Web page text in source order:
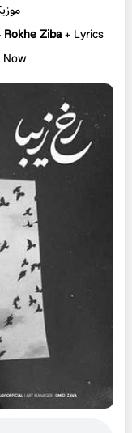
Rokhe Ziba+ Lyrics